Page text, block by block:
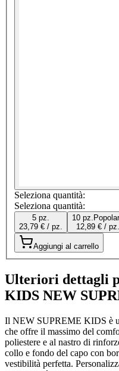
Seleziona quantità:
Seleziona quantità:
5 pz.
23,79 € / pz.
10 pz.
12,89 € / pz.
Aggiungi al carrello
Ulteriori dettagli
KIDS NEW
Il NEW SUPREME KIDS è
che offre il massimo del
poliestere e al nastro di
collo e fondo del capo con
vestibilità perfetta.